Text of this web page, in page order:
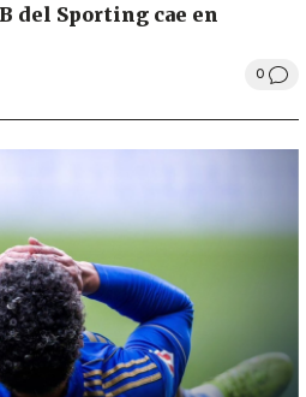
del Sporting cae en
0